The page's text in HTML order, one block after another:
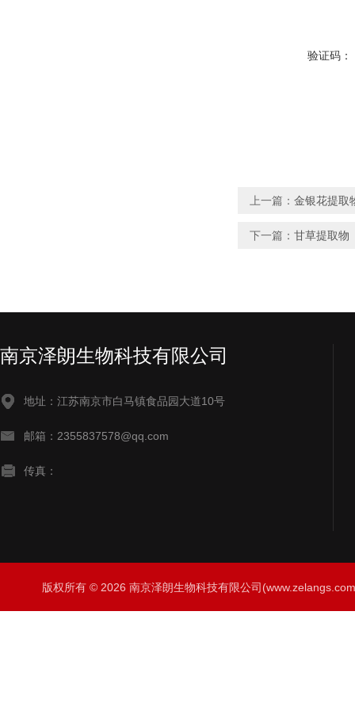
验证码：
上一篇： 金银花提取
下一篇： 甘草提取物
南京泽朗生物科技有限公司
地址：江苏南京市白马镇食品园大道10号
邮箱：2355837578@qq.com
传真：
版权所有 © 2026 南京泽朗生物科技有限公司